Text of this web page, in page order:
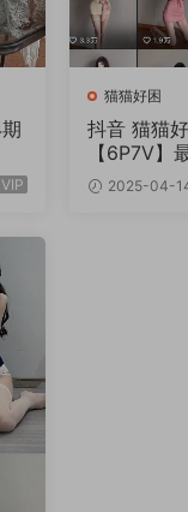
VIP
猫猫好困
抖音 猫猫好困
【6P7V】
2025-04-